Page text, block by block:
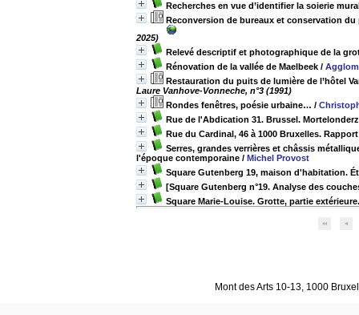
Recherches en vue d’identifier la soierie
Reconversion de bureaux et conservation
2025)
Relevé descriptif et photographique de la
Rénovation de la vallée de Maelbeek /
Restauration du puits de lumière de l’hôtel
Laure Vanhove-Vonneche, n°3 (1991)
Rondes fenêtres, poésie urbaine… /
Rue de l'Abdication 31. Brussel.
Rue du Cardinal, 46 à 1000 Bruxelles.
Serres, grandes verrières et châssis
l'époque contemporaine / Michel Provost
Square Gutenberg 19, maison d'habitation.
[Square Gutenberg n°19. Analyse des
Square Marie-Louise. Grotte, partie
Mont des Arts 10-13, 1000